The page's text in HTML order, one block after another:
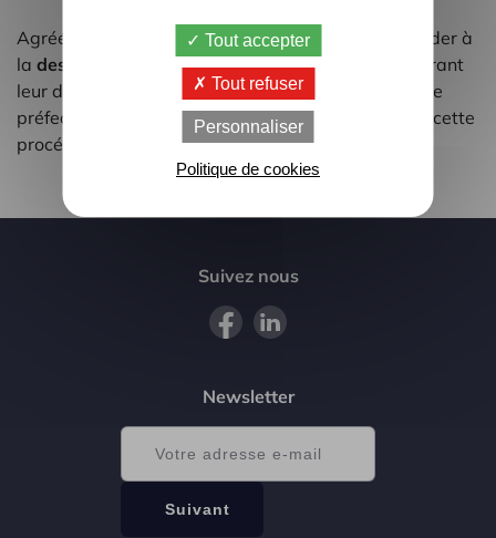
Agréé centre VHU, nous sommes habilités à procéder à
la destruction des véhicules hors d'usage
en assurant
leur dépollution, et nous fournissons aux services de
préfecture le certificat de destruction attestant de cette
procédure.
Suivez nous
Newsletter
Tout accepter
Tout refuser
Personnaliser
Politique de cookies